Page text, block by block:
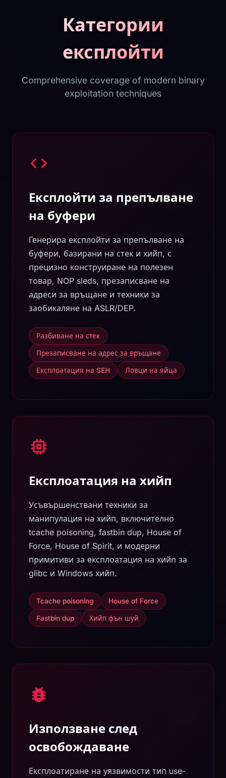
Категории
експлойти
Comprehensive coverage of modern binary
exploitation techniques
Експлойти за препълване
на буфери
Генерира експлойти за препълване на
буфери, базирани на стек и хийп, с
прецизно конструиране на полезен
товар, NOP sleds, презаписване на
адреси за връщане и техники за
заобикаляне на ASLR/DEP.
Разбиване на стек
Презаписване на адрес за връщане
Експлоатация на SEH Ловци на яйца
Експлоатация на хийп
Усъвършенствани техники за
манипулация на хийп, включително
tcache poisoning, fastbin dup, House of
Force, House of Spirit, и модерни
примитиви за експлоатация на хийп за
glibc и Windows хийп.
Tcache poisoning House of Force
Fastbin dup Хийп фън шуй
Използване след
освобождаване
Експлоатиране на уязвимости тип use-